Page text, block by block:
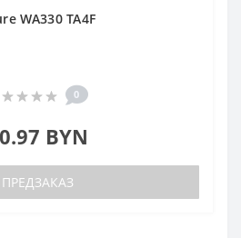
WA330 TA4F
0
BYN
ПРЕДЗАКАЗ